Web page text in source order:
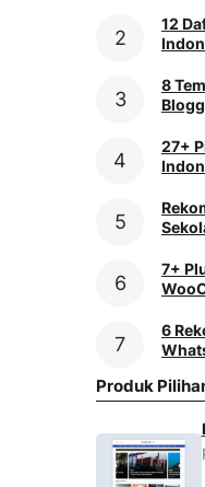
12
8
27+
7+
6
Produk